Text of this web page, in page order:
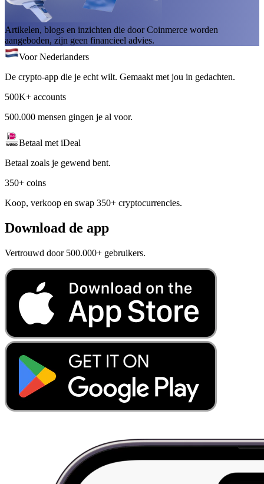
Artikelen, blogs en inzichten die door Coinmerce worden
aangeboden, zijn geen financieel advies.
Voor Nederlanders
De crypto-app die je echt wilt. Gemaakt met jou in gedachten.
500K+ accounts
500.000 mensen gingen je al voor.
Betaal met iDeal
Betaal zoals je gewend bent.
350+ coins
Koop, verkoop en swap 350+ cryptocurrencies.
Download de app
Vertrouwd door 500.000+ gebruikers.